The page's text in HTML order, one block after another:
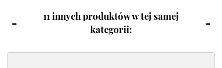
11 innych produktów w tej samej
kategorii: